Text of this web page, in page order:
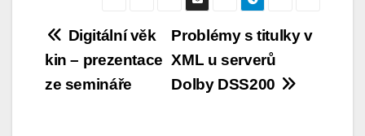
Navigace
pro
Problémy s titulky v
XML u serverů
Dolby DSS200
Digitální věk
kin – prezentace
ze semináře